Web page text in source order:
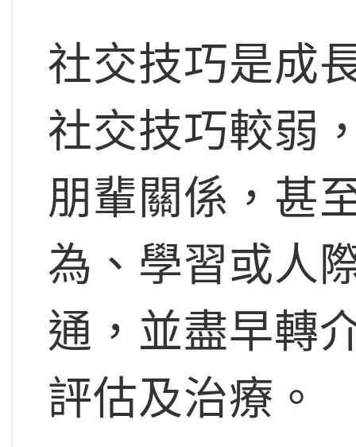
社交技巧是成
社交技巧較弱
朋輩關係，甚
為、學習或人
通，並盡早轉
評估及治療。